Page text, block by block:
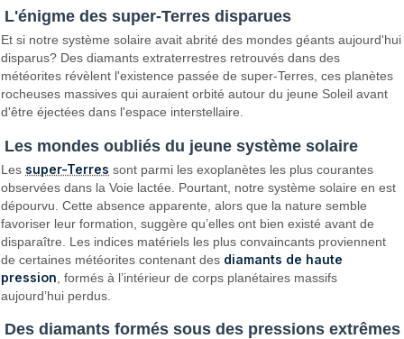
L'énigme des super-Terres disparues
Et si notre système solaire avait abrité des mondes géants aujourd'hui
disparus? Des diamants extraterrestres retrouvés dans des
météorites révèlent l'existence passée de super-Terres, ces planètes
rocheuses massives qui auraient orbité autour du jeune Soleil avant
d'être éjectées dans l'espace interstellaire.
Les mondes oubliés du jeune système solaire
Les super-Terres sont parmi les exoplanètes les plus courantes
observées dans la Voie lactée. Pourtant, notre système solaire en est
dépourvu. Cette absence apparente, alors que la nature semble
favoriser leur formation, suggère qu’elles ont bien existé avant de
disparaître. Les indices matériels les plus convaincants proviennent
de certaines météorites contenant des diamants de haute
pression , formés à l’intérieur de corps planétaires massifs
aujourd’hui perdus.
Des diamants formés sous des pressions extrêmes